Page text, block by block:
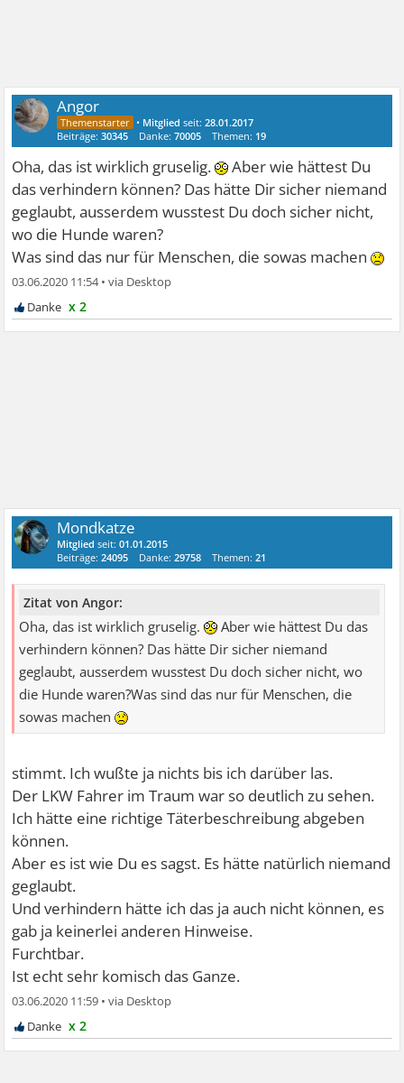
Angor
• Mitglied seit:28.01.2017
Beiträge:30345 Danke:70005 Themen: 19
Oha, das ist wirklich gruselig.
Aber wie hättest Du
das verhindern können? Das hätte Dir sicher niemand
geglaubt, ausserdem wusstest Du doch sicher nicht,
wo die Hunde waren?
Was sind das nur für Menschen, die sowas machen
03.06.2020 11:54•
x 2
Mondkatze
Mitglied seit:01.01.2015
Beiträge:24095 Danke:29758 Themen:21
Zitat von Angor:
Oha, das ist wirklich gruselig.
Aber wie hättest Du das
verhindern können? Das hätte Dir sicher niemand
geglaubt, ausserdem wusstest Du doch sicher nicht, wo
die Hunde waren?Was sind das nur für Menschen, die
sowas machen
stimmt. Ich wußte ja nichts bis ich darüber las.
Der LKW Fahrer im Traum war so deutlich zu sehen.
Ich hätte eine richtige Täterbeschreibung abgeben
können.
Aber es ist wie Du es sagst. Es hätte natürlich niemand
geglaubt.
Und verhindern hätte ich das ja auch nicht können, es
gab ja keinerlei anderen Hinweise.
Furchtbar.
Ist echt sehr komisch das Ganze.
03.06.2020 11:59 •
x 2